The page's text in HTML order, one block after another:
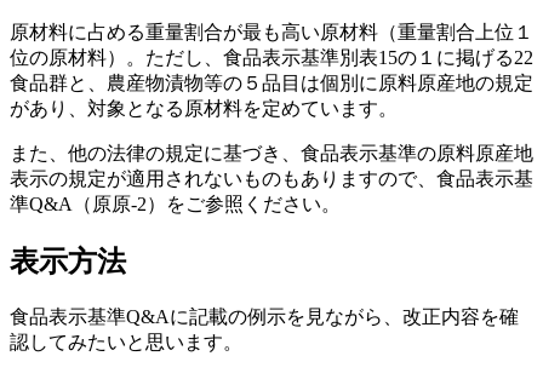
原材料に占める重量割合が最も高い原材料（重量割合上位１
位の原材料）。ただし、食品表示基準別表15の１に掲げる22
食品群と、農産物漬物等の５品目は個別に原料原産地の規定
があり、対象となる原材料を定めています。
また、他の法律の規定に基づき、食品表示基準の原料原産地
表示の規定が適用されないものもありますので、食品表示基
準Q&A（原原-2）をご参照ください。
表示方法
食品表示基準Q&Aに記載の例示を見ながら、改正内容を確
認してみたいと思います。